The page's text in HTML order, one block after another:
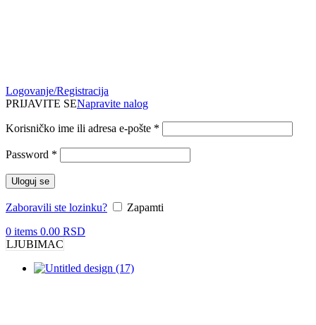
Logovanje/Registracija
PRIJAVITE SENapravite nalog
Korisničko ime ili adresa e-pošte *
Password *
Uloguj se
Zaboravili ste lozinku?
Zapamti
0 items 0.00 RSD
LJUBIMAC